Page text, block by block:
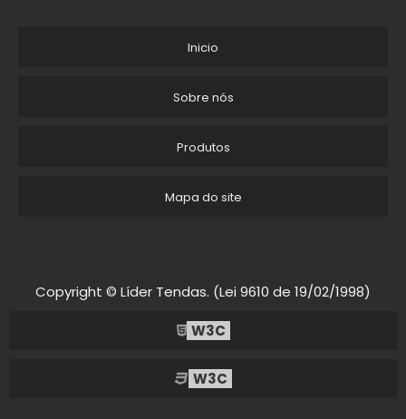
LOCACAO DE TENDAS E PALCOS
ALUGUEL DE TENDAS PARA FESTAS SP
TENDA DE PRAIA REFORCADA
Inicio
Sobre nós
Produtos
Mapa do site
Copyright © Líder Tendas. (Lei 9610 de 19/02/1998)
W3C
W3C